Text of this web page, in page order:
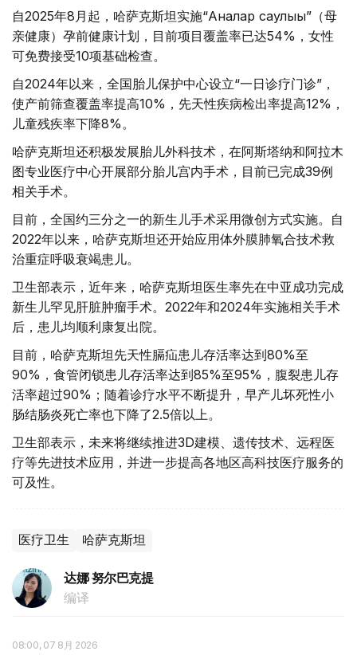
自2025年8月起，哈萨克斯坦实施“Аналар саулығы”（母
亲健康）孕前健康计划，目前项目覆盖率已达54%，女性
可免费接受10项基础检查。
自2024年以来，全国胎儿保护中心设立“一日诊疗门诊”，
使产前筛查覆盖率提高10%，先天性疾病检出率提高12%，
儿童残疾率下降8%。
哈萨克斯坦还积极发展胎儿外科技术，在阿斯塔纳和阿拉木
图专业医疗中心开展部分胎儿宫内手术，目前已完成39例
相关手术。
目前，全国约三分之一的新生儿手术采用微创方式实施。自
2022年以来，哈萨克斯坦还开始应用体外膜肺氧合技术救
治重症呼吸衰竭患儿。
卫生部表示，近年来，哈萨克斯坦医生率先在中亚成功完成
新生儿罕见肝脏肿瘤手术。2022年和2024年实施相关手术
后，患儿均顺利康复出院。
目前，哈萨克斯坦先天性膈疝患儿存活率达到80%至
90%，食管闭锁患儿存活率达到85%至95%，腹裂患儿存
活率超过90%；随着诊疗水平不断提升，早产儿坏死性小
肠结肠炎死亡率也下降了2.5倍以上。
卫生部表示，未来将继续推进3D建模、遗传技术、远程医
疗等先进技术应用，并进一步提高各地区高科技医疗服务的
可及性。
医疗卫生 哈萨克斯坦
达娜 努尔巴克提
编译
08:00, 07 8月 2026